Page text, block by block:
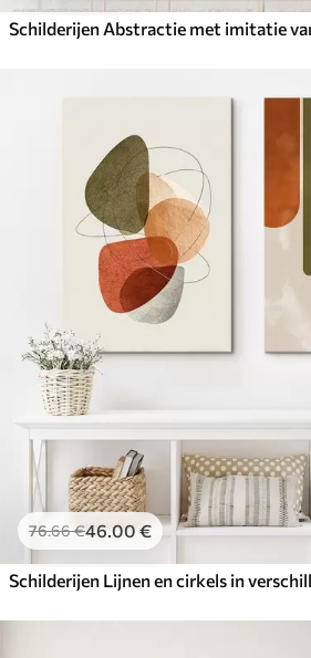
76.66€46.00 €